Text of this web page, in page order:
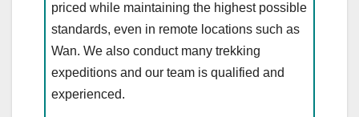
priced while maintaining the highest possible
standards, even in remote locations such as
Wan. We also conduct many trekking
expeditions and our team is qualified and
experienced.